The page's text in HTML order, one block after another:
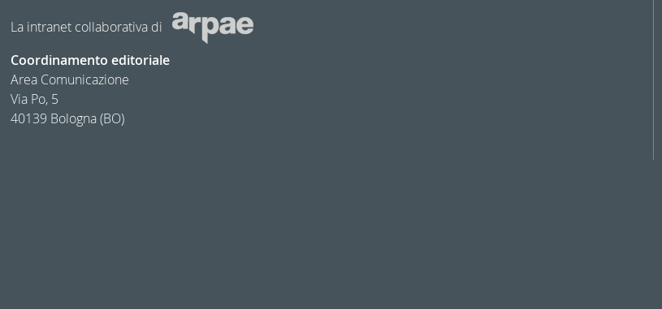
La intranet collaborativa di
Coordinamento editoriale
Area Comunicazione
Via Po, 5
40139 Bologna (BO)